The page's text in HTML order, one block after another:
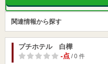
関連情報から探す
プチホテル 白樺
-点/ 0 件